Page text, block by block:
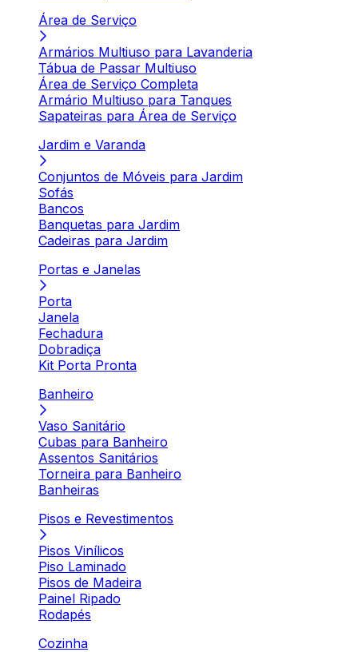
Área de Serviço
Armários Multiuso para Lavanderia
Tábua de Passar Multiuso
Área de Serviço Completa
Armário Multiuso para Tanques
Sapateiras para Área de Serviço
Jardim e Varanda
Conjuntos de Móveis para Jardim
Sofás
Bancos
Banquetas para Jardim
Cadeiras para Jardim
Portas e Janelas
Porta
Janela
Fechadura
Dobradiça
Kit Porta Pronta
Banheiro
Vaso Sanitário
Cubas para Banheiro
Assentos Sanitários
Torneira para Banheiro
Banheiras
Pisos e Revestimentos
Pisos Vinílicos
Piso Laminado
Pisos de Madeira
Painel Ripado
Rodapés
Cozinha